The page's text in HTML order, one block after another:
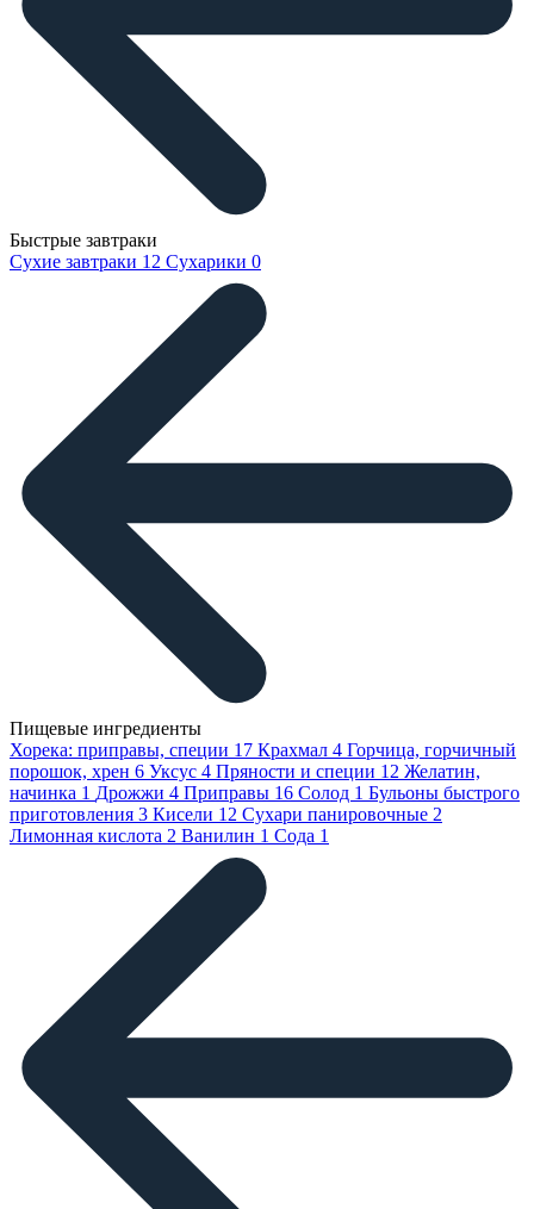
Быстрые завтраки
Сухие завтраки 12 Сухарики 0
Пищевые ингредиенты
Хорека: приправы, специи 17 Крахмал 4 Горчица, горчичный
порошок, хрен 6 Уксус 4 Пряности и специи 12 Желатин,
начинка 1 Дрожжи 4 Приправы 16 Солод 1 Бульоны быстрого
приготовления 3 Кисели 12 Сухари панировочные 2
Лимонная кислота 2 Ванилин 1 Сода 1